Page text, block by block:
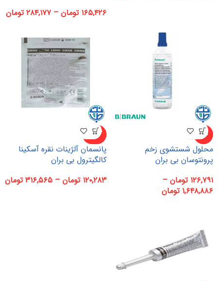
۱۶۵,۴۲۶ تومان – ۲۸۴,۱۷۷ تومان
-۵%
محلول شستشوی زخم
پرونتوسان بی بران
۱۲۶,۷۹۱ تومان –
۱,۶۴۸,۸۸۶ تومان
ناموجو
د
پانسمان آلژینات نقره آسکینا
کالگیترول بی بران
۱۲۰,۲۸۳ تومان – ۳۱۶,۵۶۵ تومان